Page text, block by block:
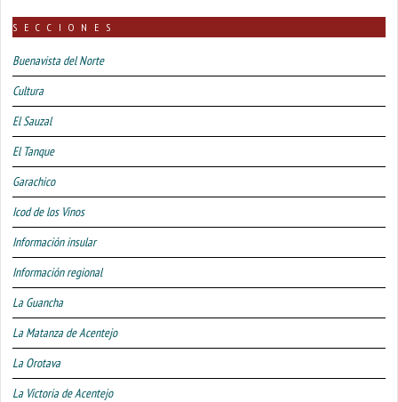
SECCIONES
Buenavista del Norte
Cultura
El Sauzal
El Tanque
Garachico
Icod de los Vinos
Información insular
Información regional
La Guancha
La Matanza de Acentejo
La Orotava
La Victoria de Acentejo